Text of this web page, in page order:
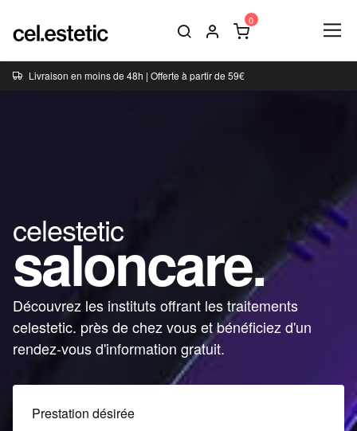
Livraison en moins de 48h | Offerte à partir de 59€
celestetic
saloncare.
Découvrez les instituts offrant les traitements
celestetic. près de chez vous et bénéficiez d'un
rendez-vous d'information gratuit.
Prestation désirée